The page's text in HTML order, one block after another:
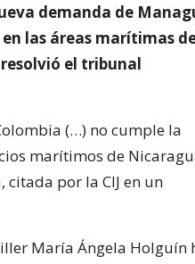
demanda de
las áreas marítimas
el tribunal
(…) no cumple la
marítimos de
por la CIJ en un
María Ángela Holguín